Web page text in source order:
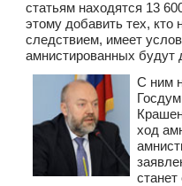
статьям находятся 13
этому добавить тех, кто
следствием, имеет
амнистированных будут
С ним
ход